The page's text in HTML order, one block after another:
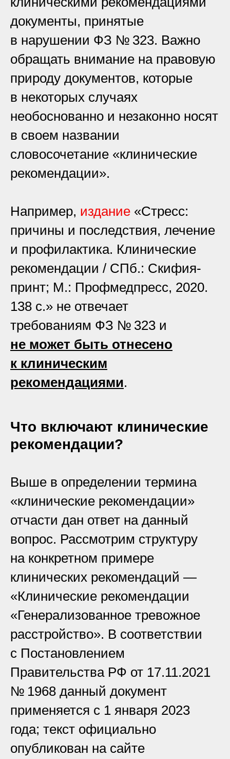
документы, принятые
в нарушении ФЗ № 323. Важно
обращать внимание на правовую
природу документов, которые
в некоторых случаях
необоснованно и незаконно носят
в своем названии
словосочетание «клинические
рекомендации».
Например, издание «Стресс:
причины и последствия, лечение
и профилактика. Клинические
рекомендации / СПб.: Скифия-
принт; М.: Профмедпресс, 2020.
138 с.» не отвечает
требованиям ФЗ № 323 и
не может быть отнесено
к клиническим
рекомендациями.
Что включают клинические
рекомендации?
Выше в определении термина
«клинические рекомендации»
отчасти дан ответ на данный
вопрос. Рассмотрим структуру
на конкретном примере
клинических рекомендаций —
«Клинические рекомендации
«Генерализованное тревожное
расстройство». В соответствии
с Постановлением
Правительства РФ от 17.11.2021
№ 1968 данный документ
применяется с 1 января 2023
года; текст официально
опубликован на сайте